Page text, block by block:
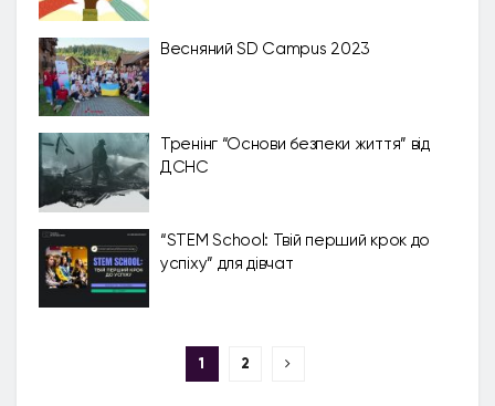
Весняний SD Campus 2023
Тренінг “Основи безпеки життя” від
ДСНС
“STEM School: Твій перший крок до
успіху” для дівчат
1 2